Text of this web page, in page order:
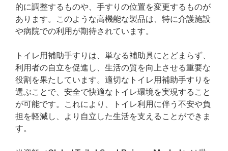
的に調整するものや、手すりの位置を変更するものが
あります。このような高機能な製品は、特に介護施設
や病院での利用が期待されています。
トイレ用補助手すりは、単なる補助具にとどまらず、
利用者の自立を促進し、生活の質を向上させる重要な
役割を果たしています。適切なトイレ用補助手すりを
選ぶことで、安全で快適なトイレ環境を実現すること
が可能です。これにより、トイレ利用に伴う不安や負
担を軽減し、より自立した生活を支えることができま
す。